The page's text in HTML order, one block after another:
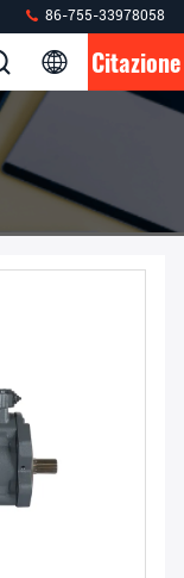
86-755-33978058
Citazione